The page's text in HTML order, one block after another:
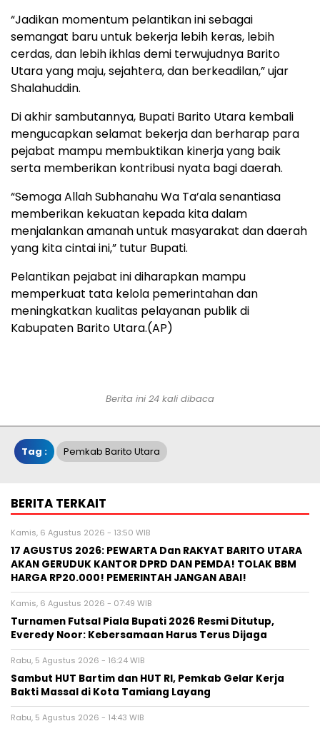
“Jadikan momentum pelantikan ini sebagai
semangat baru untuk bekerja lebih keras, lebih
cerdas, dan lebih ikhlas demi terwujudnya Barito
Utara yang maju, sejahtera, dan berkeadilan,” ujar
Shalahuddin.
Di akhir sambutannya, Bupati Barito Utara kembali
mengucapkan selamat bekerja dan berharap para
pejabat mampu membuktikan kinerja yang baik
serta memberikan kontribusi nyata bagi daerah.
“Semoga Allah Subhanahu Wa Ta’ala senantiasa
memberikan kekuatan kepada kita dalam
menjalankan amanah untuk masyarakat dan daerah
yang kita cintai ini,” tutur Bupati.
Pelantikan pejabat ini diharapkan mampu
memperkuat tata kelola pemerintahan dan
meningkatkan kualitas pelayanan publik di
Kabupaten Barito Utara.(AP)
Berita ini 24 kali dibaca
Tag : Pemkab Barito Utara
BERITA TERKAIT
Kamis, 6 Agustus 2026 - 13:50 WIB
17 AGUSTUS 2026: PEWARTA Dan RAKYAT BARITO UTARA
AKAN GERUDUK KANTOR DPRD DAN PEMDA! TOLAK BBM
HARGA RP20.000! PEMERINTAH JANGAN ABAI!
Kamis, 6 Agustus 2026 - 07:49 WIB
Turnamen Futsal Piala Bupati 2026 Resmi Ditutup,
Everedy Noor: Kebersamaan Harus Terus Dijaga
Rabu, 5 Agustus 2026 - 16:24 WIB
Sambut HUT Bartim dan HUT RI, Pemkab Gelar Kerja
Bakti Massal di Kota Tamiang Layang
Rabu, 5 Agustus 2026 - 14:43 WIB